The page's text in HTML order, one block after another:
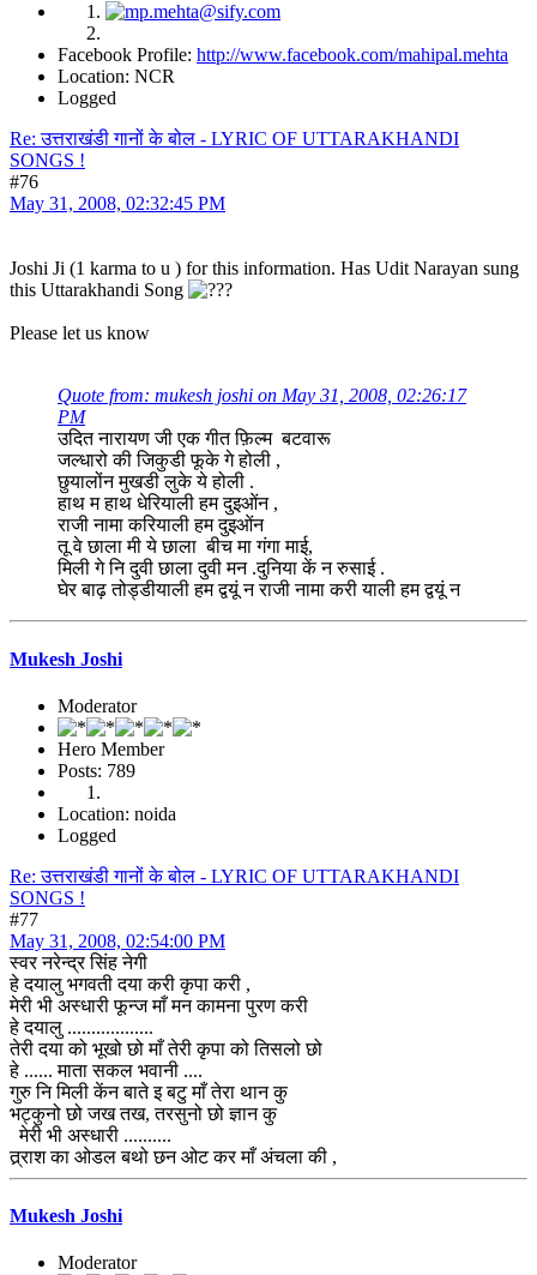
Facebook Profile: http://www.facebook.com/mahipal.mehta
Location: NCR
Logged
Re: उत्तराखंडी गानों के बोल - LYRIC OF UTTARAKHANDI
SONGS !
#76
May 31, 2008, 02:32:45 PM
Joshi Ji (1 karma to u ) for this information. Has Udit Narayan sung
this Uttarakhandi Song
Please let us know
Quote from: mukesh joshi on May 31, 2008, 02:26:17
PM
उदित नारायण जी एक गीत फ़िल्म बटवारू
जल्धारो की जिकुडी फूके गे होली ,
छुयालोंन मुखडी लुके ये होली .
हाथ म हाथ धेरियाली हम दुइओंन ,
राजी नामा करियाली हम दुइओंन
तू वे छाला मी ये छाला बीच मा गंगा माई,
मिली गे नि दुवी छाला दुवी मन .दुनिया कें न रुसाई .
घेर बाढ़ तोड्डीयाली हम द्वयूं न राजी नामा करी याली हम द्वयूं न
Mukesh Joshi
Moderator
Hero Member
Posts: 789
Location: noida
Logged
Re: उत्तराखंडी गानों के बोल - LYRIC OF UTTARAKHANDI
SONGS !
#77
May 31, 2008, 02:54:00 PM
स्वर नरेन्द्र सिंह नेगी
हे दयालु भगवती दया करी कृपा करी ,
मेरी भी अस्धारी फून्ज माँ मन कामना पुरण करी
हे दयालु ..................
तेरी दया को भूखो छो माँ तेरी कृपा को तिसलो छो
हे ...... माता सकल भवानी ....
गुरु नि मिली केंन बाते इ बटु माँ तेरा थान कु
भट्कुनो छो जख तख, तरसुनो छो ज्ञान कु
मेरी भी अस्धारी ..........
त्र्राश का ओडल बथो छन ओट कर माँ अंचला की ,
Mukesh Joshi
Moderator